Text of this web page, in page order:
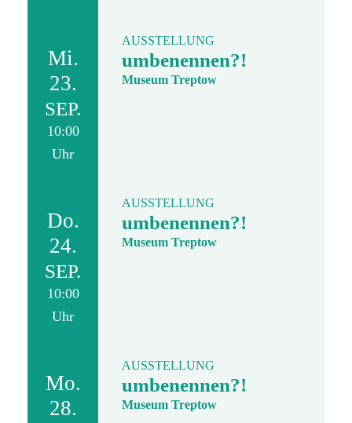
Mi.
23.
SEP.
10:00
Uhr
AUSSTELLUNG
umbenennen?!
Museum Treptow
Do.
24.
SEP.
10:00
Uhr
AUSSTELLUNG
umbenennen?!
Museum Treptow
Mo.
28.
AUSSTELLUNG
umbenennen?!
Museum Treptow